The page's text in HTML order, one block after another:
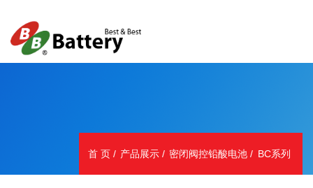
首 页 产品展示 密闭阀控铅酸电池 BC系列